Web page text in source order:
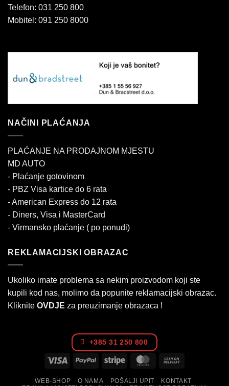
Telefon: 031 250 800
Mobitel: 091 250 8000
NAČINI PLAĆANJA
PLAĆANJE NA PRODAJNOM MJESTU
MD AUTO
- Plaćanje gotovinom
- PBZ Visa kartice do 6 rata
- American Express do 12 rata
- Diners, Visa i MasterCard
- Virmansko plaćanje ( po ponudi)
REKLAMACIJSKI OBRAZAC
Ukoliko imate problema sa nekim proizvodom koji ste
kupili kod nas, molimo da popunite reklamacijski obrazac.
Kliknite OVDJE za preuzimanje obrazaca !
+385 31 250 800
Visa PayPal Stripe MasterCard
Delivery
WEB-SHOP O NAMA POŠALJI UPIT
KONTAKT